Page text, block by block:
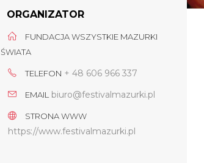
ORGANIZATOR
FUNDACJA WSZYSTKIE MAZURKI
ŚWIATA
TELEFON + 48 606 966 337
EMAIL biuro@festivalmazurki.pl
STRONA WWW
https://www.festivalmazurki.pl